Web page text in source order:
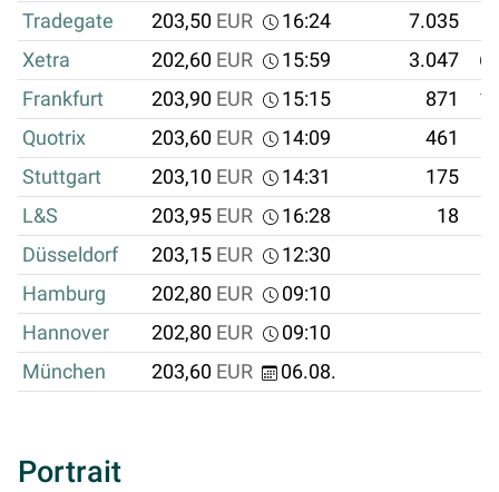
Tradegate
203,50 EUR 16:24 7.035
Xetra
202,60 EUR 15:59 3.047
Frankfurt
203,90 EUR 15:15 871
Quotrix
203,60 EUR 14:09 461
Stuttgart
203,10 EUR 14:31 175
L&S
203,95 EUR 16:28
18
Düsseldorf
203,15 EUR
12:30
Hamburg
202,80 EUR
09:10
Hannover
202,80 EUR
09:10
München
203,60 EUR 06.08.
Portrait